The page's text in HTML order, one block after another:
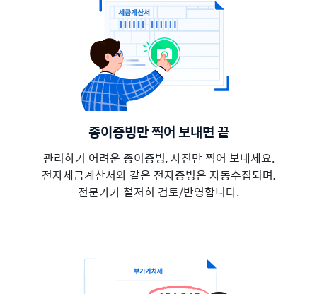
종이증빙만 찍어 보내면 끝
관리하기 어려운 종이증빙, 사진만 찍어 보내세요.
전자세금계산서와 같은 전자증빙은 자동수집되며,
전문가가 철저히 검토/반영합니다.